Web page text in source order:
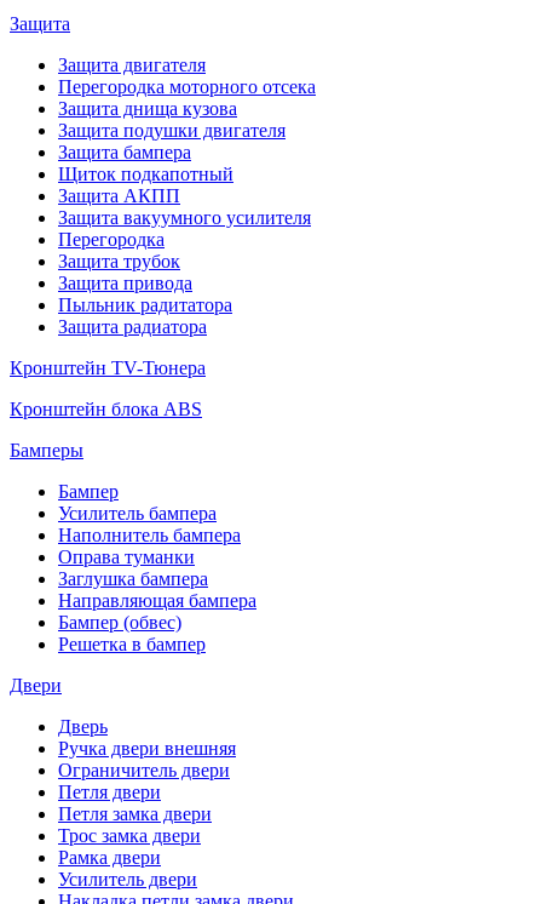
Защита
Защита двигателя
Перегородка моторного отсека
Защита днища кузова
Защита подушки двигателя
Защита бампера
Щиток подкапотный
Защита АКПП
Защита вакуумного усилителя
Перегородка
Защита трубок
Защита привода
Пыльник радитатора
Защита радиатора
Кронштейн TV-Тюнера
Кронштейн блока ABS
Бамперы
Бампер
Усилитель бампера
Наполнитель бампера
Оправа туманки
Заглушка бампера
Направляющая бампера
Бампер (обвес)
Решетка в бампер
Двери
Дверь
Ручка двери внешняя
Ограничитель двери
Петля двери
Петля замка двери
Трос замка двери
Рамка двери
Усилитель двери